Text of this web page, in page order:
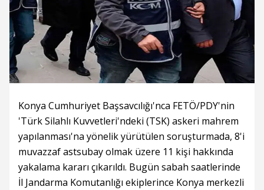
Konya Cumhuriyet Başsavcılığı'nca FETÖ/PDY'nin
'Türk Silahlı Kuvvetleri'ndeki (TSK) askeri mahrem
yapılanması'na yönelik yürütülen soruşturmada, 8'i
muvazzaf astsubay olmak üzere 11 kişi hakkında
yakalama kararı çıkarıldı. Bugün sabah saatlerinde
İl Jandarma Komutanlığı ekiplerince Konya merkezli